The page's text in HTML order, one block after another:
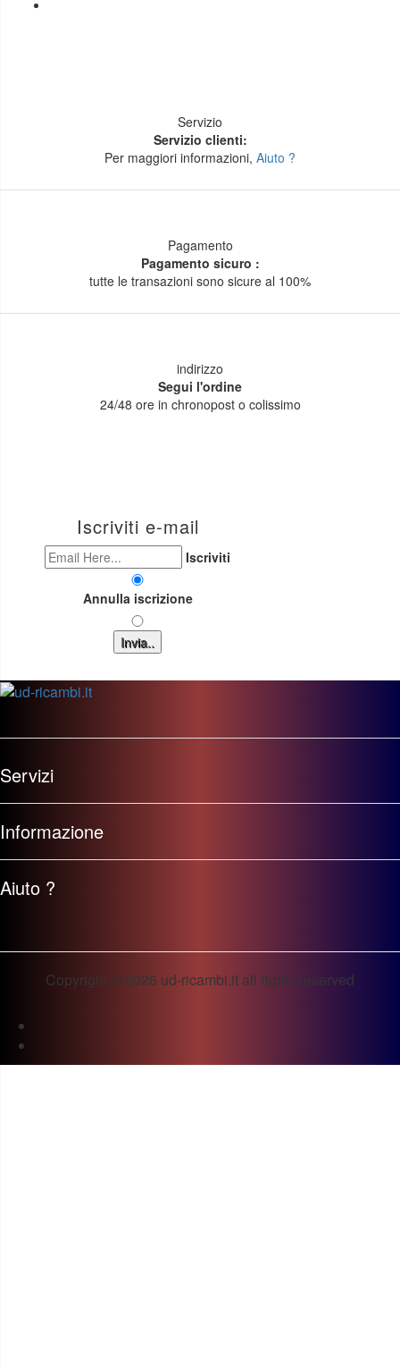
Servizio
Servizio clienti:
Per maggiori informazioni, Aiuto ?
Pagamento
Pagamento sicuro :
tutte le transazioni sono sicure al 100%
indirizzo
Segui l'ordine
24/48 ore in chronopost o colissimo
Iscriviti e-mail
Iscriviti
Annulla iscrizione
Invia..
Servizi
Informazione
Aiuto ?
Copyright © 2026 ud-ricambi.it all rights reserved